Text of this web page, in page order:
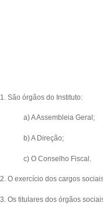
1. São órgãos do Instituto:
a) A Assembleia Geral;
b) A Direção;
c) O Conselho Fiscal.
2. O exercício dos cargos
3. Os titulares dos órgãos